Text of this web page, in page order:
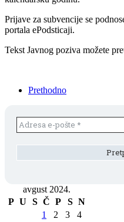
Prijave za subvencije se
portala ePodsticaji.
Tekst Javnog poziva možete
Prethodno
avgust 2024.
P U S Č P S N
1
2 3
4